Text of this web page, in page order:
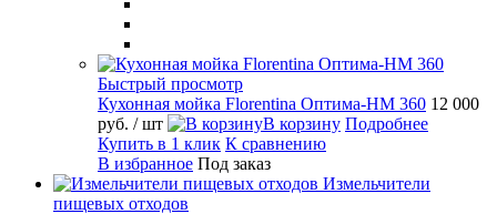
Быстрый просмотр
Кухонная мойка Florentina Оптима-HM 360 12 000
руб. / шт В корзину Подробнее
Купить в 1 клик К сравнению
В избранное Под заказ
Измельчители
пищевых отходов